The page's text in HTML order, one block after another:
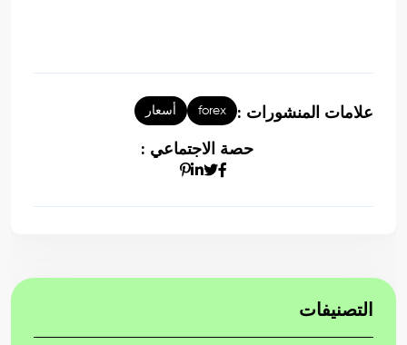
علامات المنشورات : forex أسعار
حصة الاجتماعي :
التصنيفات